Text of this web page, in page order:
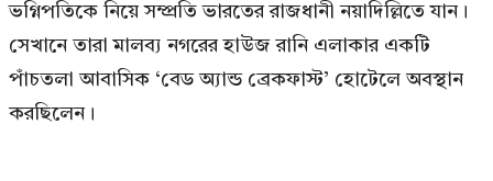
ভগ্নিপতিকে নিয়ে সম্প্রতি ভারতের রাজধানী নয়াদিল্লিতে যান।
সেখানে তারা মালব্য নগরের হাউজ রানি এলাকার একটি
পাঁচতলা আবাসিক ‘বেড অ্যান্ড ব্রেকফাস্ট’ হোটেলে অবস্থান
করছিলেন।